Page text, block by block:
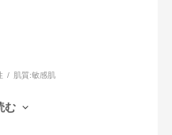
肌質:敏感肌
入り。
む